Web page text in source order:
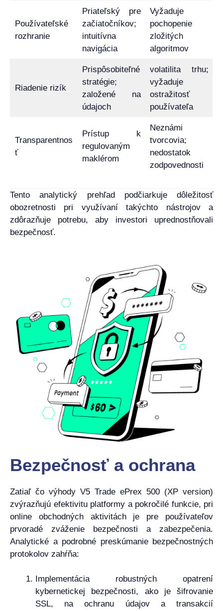
Používateľské
rozhranie
Priateľský pre
začiatočníkov;
intuitívna
navigácia
Vyžaduje
pochopenie
zložitých
algoritmov
Riadenie rizík
Prispôsobiteľné
stratégie;
založené na
údajoch
volatilita trhu;
vyžaduje
ostražitosť
používateľa
Transparentnos
ť
Prístup k
regulovaným
maklérom
Neznámi
tvorcovia;
nedostatok
zodpovednosti
Tento analytický prehľad podčiarkuje dôležitosť
obozretnosti pri využívaní takýchto nástrojov a
zdôrazňuje potrebu, aby investori uprednostňovali
bezpečnosť.
Bezpečnosť a ochrana
Zatiaľ čo výhody V5 Trade ePrex 500 (XP version)
zvýrazňujú efektivitu platformy a pokročilé funkcie, pri
online obchodných aktivitách je pre používateľov
prvoradé zváženie bezpečnosti a zabezpečenia.
Analytické a podrobné preskúmanie bezpečnostných
protokolov zahŕňa:
Implementácia robustných opatrení
kybernetickej bezpečnosti, ako je šifrovanie
SSL, na ochranu údajov a transakcií